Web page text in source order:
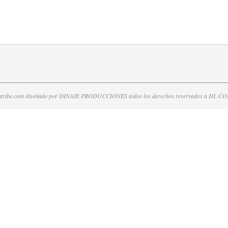
diseñado por DINAJE PRODUCCIONES todos los derechos reservados a HL